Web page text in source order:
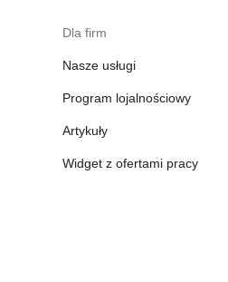
Dla firm
Nasze usługi
Program lojalnościowy
Artykuły
Widget z ofertami pracy